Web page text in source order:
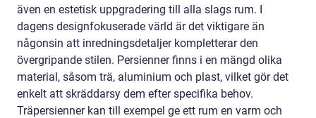
även en estetisk uppgradering till alla slags rum. I
dagens designfokuserade värld är det viktigare än
någonsin att inredningsdetaljer kompletterar den
övergripande stilen. Persienner finns i en mängd olika
material, såsom trä, aluminium och plast, vilket gör det
enkelt att skräddarsy dem efter specifika behov.
Träpersienner kan till exempel ge ett rum en varm och